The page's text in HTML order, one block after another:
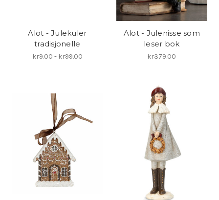
Alot - Julekuler
tradisjonelle
kr9.00 - kr99.00
Alot - Julenisse som
leser bok
kr379.00